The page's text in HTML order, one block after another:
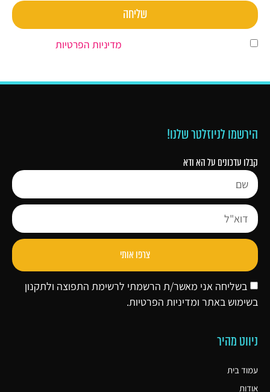
מדיניות הפרטיות
שליחה
הירשמו לניוזלטר שלנו!
קבלו עדכונים על הא ודא
בשליחה אני מאשר/ת הרשמתי לרשימת התפוצה ולתקנון
בשימוש באתר ומדיניות הפרטיות.
צרפו אותי
ניווט מהיר
עמוד בית
אודות